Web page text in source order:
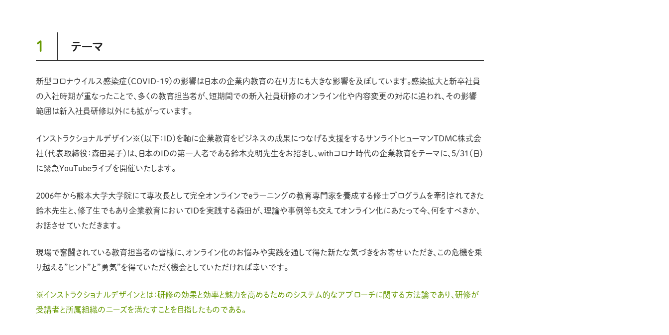
1 テーマ
新型コロナウイルス感染症（COVID-19）の影響は日本の企業内教育の在り方にも大きな影響を及ぼしています。感染拡大と新卒社員
の入社時期が重なったことで、多くの教育担当者が、短期間での新入社員研修のオンライン化や内容変更の対応に追われ、その影響
範囲は新入社員研修以外にも拡がっています。
インストラクショナルデザイン※（以下：ID）を軸に企業教育をビジネスの成果につなげる支援をするサンライトヒューマンTDMC株式会
社（代表取締役：森田晃子）は、日本のIDの第一人者である鈴木克明先生をお招きし、withコロナ時代の企業教育をテーマに、5/31（日）
に緊急YouTubeライブを開催いたします。
2006年から熊本大学大学院にて専攻長として完全オンラインでeラーニングの教育専門家を養成する修士プログラムを牽引されてきた
鈴木先生と、修了生でもあり企業教育においてIDを実践する森田が、理論や事例等も交えてオンライン化にあたって今、何をすべきか、
お話させていただきます。
現場で奮闘されている教育担当者の皆様に、オンライン化のお悩みや実践を通して得た新たな気づきをお寄せいただき、この危機を乗
り越える”ヒント”と”勇気”を得ていただく機会としていただければ幸いです。
※インストラクショナルデザインとは：研修の効果と効率と魅力を高めるためのシステム的なアプローチに関する方法論であり、研修が
受講者と所属組織のニーズを満たすことを目指したものである。